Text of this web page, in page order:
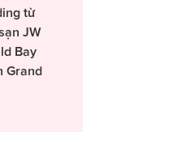
từ
JW
Bay
Grand